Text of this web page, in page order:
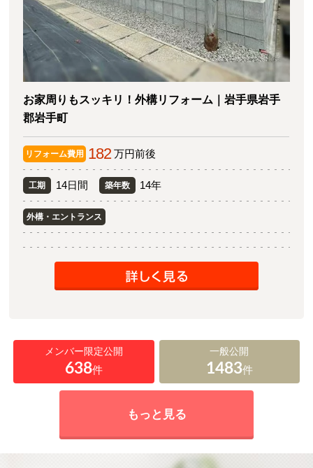
お家周りもスッキリ！外構リフォーム｜岩手県岩手
郡岩手町
リフォーム費用 182 万円前後
工期 14日間 築年数 14年
外構・エントランス
メンバー限定公開
638件
一般公開
1483件
もっと見る